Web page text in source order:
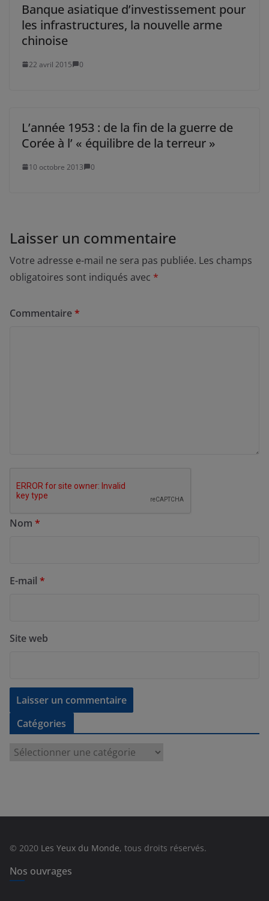
Banque asiatique d’investissement pour
les infrastructures, la nouvelle arme
chinoise
22 avril 2015 0
L’année 1953 : de la fin de la guerre de
Corée à l’ « équilibre de la terreur »
10 octobre 2013 0
Laisser un commentaire
Votre adresse e-mail ne sera pas publiée. Les champs
obligatoires sont indiqués avec *
Commentaire*
Nom *
E-mail *
Site web
Catégories
e
s
© 2020 Les Yeux du Monde, tous droits réservés.
Nos ouvrages